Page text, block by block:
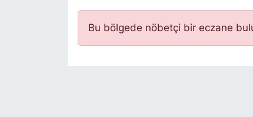
Bu bölgede nöbetçi bir eczane